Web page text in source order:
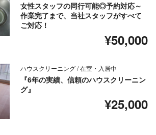
女性スタッフの同行可能◎予約対応～
作業完了まで、当社スタッフがすべて
ご対応！
¥50,000
ハウスクリーニング / 在室・入居中
『6年の実績、信頼のハウスクリーニン
グ』
¥25,000